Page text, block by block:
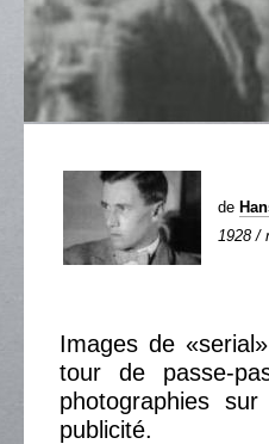
de
1928 /
Images de
tour de passe-
photographies
publicité.